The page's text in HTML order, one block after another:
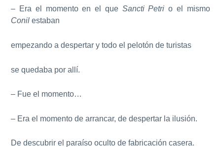
– Era el momento en el que Sancti Petri o el mismo
Conil estaban
empezando a despertar y todo el pelotón de turistas
se quedaba por allí.
– Fue el momento…
– Era el momento de arrancar, de despertar la ilusión.
De descubrir el paraíso oculto de fabricación casera.